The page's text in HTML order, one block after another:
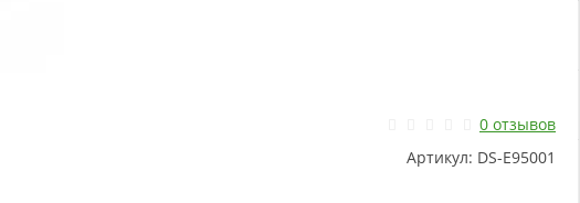
0 отзывов
Артикул: DS-E95001